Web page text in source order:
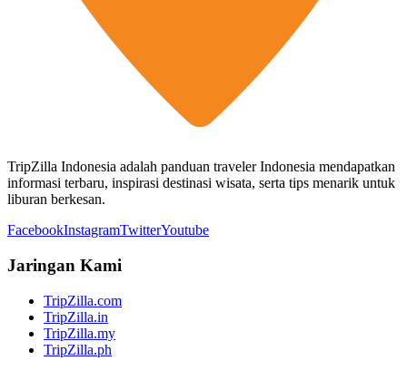
TripZilla Indonesia adalah panduan traveler Indonesia mendapatkan
informasi terbaru, inspirasi destinasi wisata, serta tips menarik untuk
liburan berkesan.
FacebookInstagramTwitterYoutube
Jaringan Kami
TripZilla.com
TripZilla.in
TripZilla.my
TripZilla.ph